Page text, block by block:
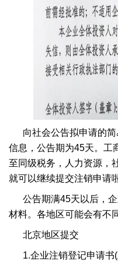
向社会公告拟申请的
信息，公告期为45天。工
至同级税务，人力资源，
就可以继续提交注销申请
公告期满45天以后，
材料。各地区可能会有不
北京地区提交
1.企业注销登记申请